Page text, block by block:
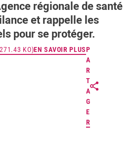
régionale de santé
et rappelle les
pour se protéger.
KO)EN SAVOIR PLUSP
A
R
T
A
G
E
R